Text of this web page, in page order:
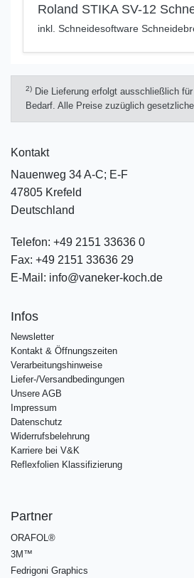
Roland STIKA SV-12
inkl. Schneidesoftware
2) Die Lieferung erfolgt ausschließlich
Bedarf. Alle Preise zuzüglich
Kontakt
Nauenweg 34 A-C; E-F
47805 Krefeld
Deutschland
Telefon: +49 2151 33636 0
Fax: +49 2151 33636 29
E-Mail: info@vaneker-koch.de
Infos
Newsletter
Kontakt & Öffnungszeiten
Verarbeitungshinweise
Liefer-/Versandbedingungen
Unsere AGB
Impressum
Datenschutz
Widerrufsbelehrung
Karriere bei V&K
Reflexfolien Klassifizierung
Partner
ORAFOL®
3M™
Fedrigoni Graphics